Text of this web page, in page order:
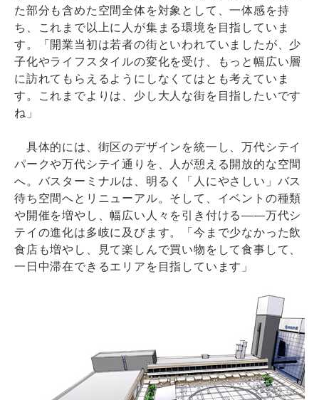
た部分も含めた空間全体を対象として、一体感を持
ち、これまで以上に人が集まる環境を目指していま
す。「開業当初は若者の街といわれていましたが、少
子化やライフスタイルの変化を受け、もっと幅広い層
に訪れてもらえるようにしなくてはとも考えていま
す。これまでよりは、少し大人な街を目指したいです
ね」
具体的には、街区のデザインを統一し、万代シテイ
パークや万代シテイ通りを、人が憩える開放的な空間
へ。バスターミナルは、明るく「人にやさしい」バス
待ち空間へとリニューアル。そして、イベントの種類
や開催を増やし、幅広い人々を引き付ける――万代シ
テイの進化は多岐に及びます。「今まで少なかった飲
食店も増やし、見て楽しんで買い物をして食事して、
一日中滞在できるエリアを目指しています」